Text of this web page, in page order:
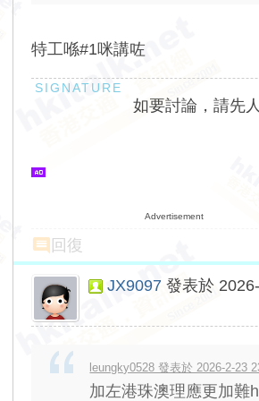
特工喺#1咪講咗
如要討論，請先
Advertisement
回復
JX9097 發表於
leungky0528 發表於 2026-2-23
加左港珠澳理應更加難